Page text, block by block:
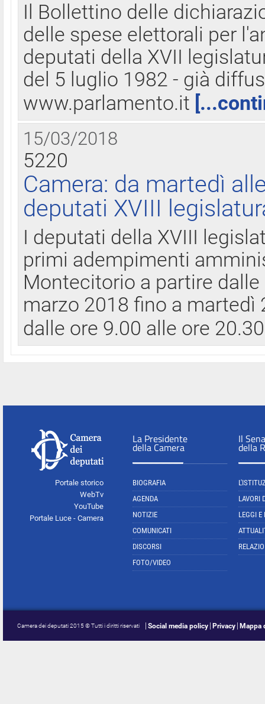
Il Bollettino delle
delle spese elettorali per
deputati della XVII
del 5 luglio 1982 - già
www.parlamento.it
15/03/2018
5220
Camera: da martedì
deputati XVIII
I deputati della XVIII
primi adempimenti
Montecitorio a partire
marzo 2018 fino a
dalle ore 9.00 alle ore
Portale storico
WebTv
YouTube
Portale Luce - Camera
La Presidente
della Camera
BIOGRAFIA
AGENDA
NOTIZIE
COMUNICATI
DISCORSI
FOTO/VIDEO
Il
della
LAVORI
LEGGI E
Camera dei deputati 2015 © Tutti i diritti riservati Social media policy Privacy Mappa